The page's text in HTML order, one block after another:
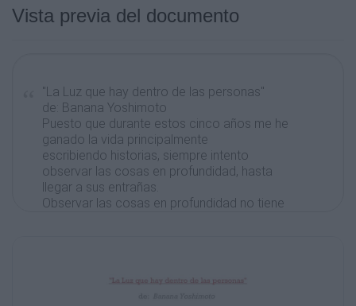
Vista previa del documento
"La Luz que hay dentro de las personas"
de: Banana Yoshimoto
Puesto que durante estos cinco años me he
ganado la vida principalmente
escribiendo historias, siempre intento
observar las cosas en profundidad, hasta
llegar a sus entrañas.
Observar las cosas en profundidad no tiene
impresiones e ideas, pero trato de